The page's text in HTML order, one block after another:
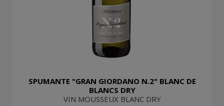
SPUMANTE "GRAN GIORDANO N.2" BLANC DE
BLANCS DRY
VIN MOUSSEUX BLANC DRY